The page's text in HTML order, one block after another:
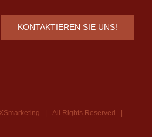
KONTAKTIEREN SIE UNS!
XSmarketing | All Rights Reserved |